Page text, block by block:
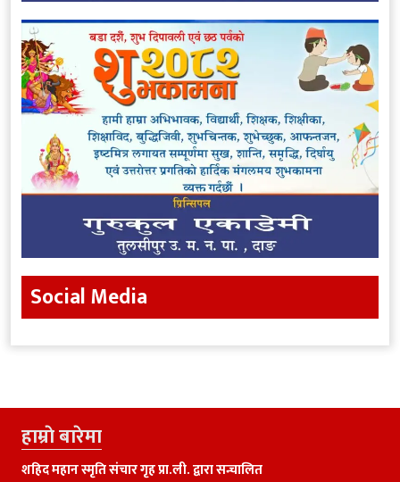
Social Media
हाम्राे बारेमा
शहिद महान स्मृति संचार गृह प्रा.ली. द्वारा सन्चालित